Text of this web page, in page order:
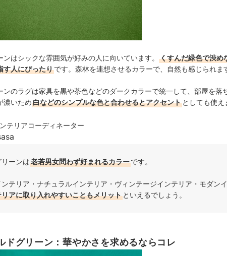
ンはシックな雰囲気が好みの人に向いています。
くすんだ緑色で渋め
す人にぴったりです。森林を連想させるカラーで、自然も感じられま
ンのラグは家具を黒や茶色などのダークカラーで統一して、部屋を落
濃いため白などのシンプルな色と合わせるとアクセント としても使え
テリアコーディネーター
ーンは老若男女問わず好まれるカラーです。
テリア・ナチュラルインテリア・ヴィンテージインテリア・モダンイ
アに取り入れやすいこともメリット といえるでしょう。
ドグリーン：華やかさを求めるならコレ